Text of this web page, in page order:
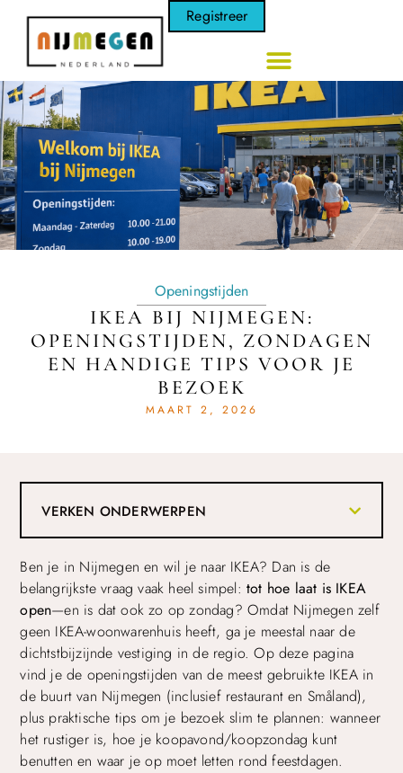
Registreer
Openingstijden
IKEA BIJ NIJMEGEN:
OPENINGSTIJDEN, ZONDAGEN
EN HANDIGE TIPS VOOR JE
BEZOEK
MAART 2, 2026
Ben je in Nijmegen en wil je naar IKEA? Dan is de
belangrijkste vraag vaak heel simpel: tot hoe laat is IKEA
open—en is dat ook zo op zondag? Omdat Nijmegen zelf
geen IKEA-woonwarenhuis heeft, ga je meestal naar de
dichtstbijzijnde vestiging in de regio. Op deze pagina
vind je de openingstijden van de meest gebruikte IKEA in
de buurt van Nijmegen (inclusief restaurant en Småland),
plus praktische tips om je bezoek slim te plannen: wanneer
het rustiger is, hoe je koopavond/koopzondag kunt
benutten en waar je op moet letten rond feestdagen.
VERKEN ONDERWERPEN